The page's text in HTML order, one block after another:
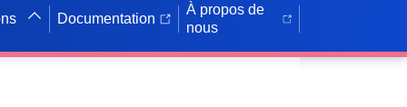
Documentation
À propos de
nous